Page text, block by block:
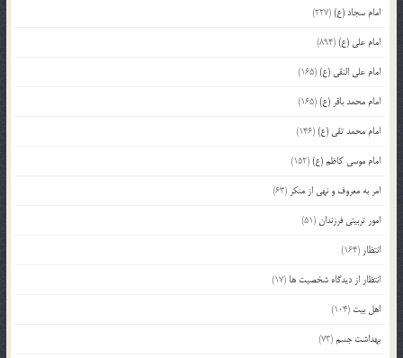
امام سجاد (ع)(227)
امام علی (ع)(894)
امام علی النقی (ع)(165)
امام محمد باقر (ع)(165)
امام محمد تقی (ع)(146)
امام موسی کاظم (ع)(152)
امر به معروف و نهی از منکر (63)
امور تربیتی فرزندان(51)
انتظار (164)
انتظار از دیدگاه شخصیت ها (17)
اهل بیت (104)
بهداشت جسم(73)